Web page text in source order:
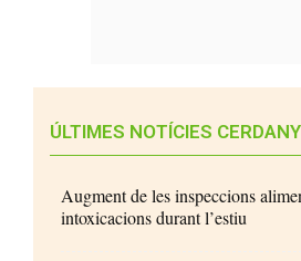
ÚLTIMES NOTÍCIES
Augment de les inspeccions
intoxicacions durant l’estiu